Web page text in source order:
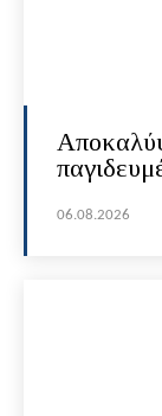
06.08.2026